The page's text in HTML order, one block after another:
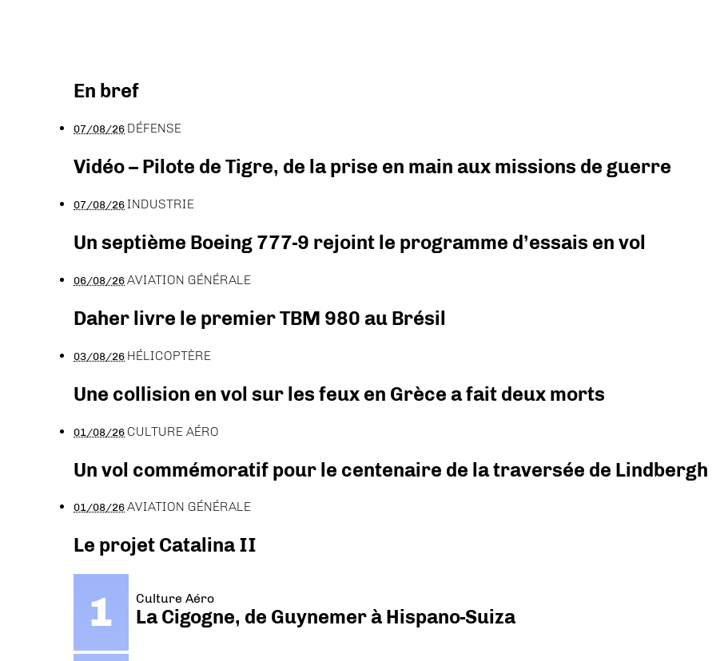
En bref
07/08/26 DÉFENSE
Vidéo – Pilote de Tigre, de la prise en main aux missions de guerre
07/08/26INDUSTRIE
Un septième Boeing 777-9 rejoint le programme d’essais en vol
06/08/26AVIATION GÉNÉRALE
Daher livre le premier TBM 980 au Brésil
03/08/26 HÉLICOPTÈRE
Une collision en vol sur les feux en Grèce a fait deux morts
01/08/26 CULTURE AÉRO
Un vol commémoratif pour le centenaire de la traversée de Lindbergh
01/08/26AVIATION GÉNÉRALE
Le projet Catalina II
Culture Aéro
La Cigogne, de Guynemer à Hispano-Suiza